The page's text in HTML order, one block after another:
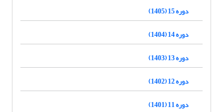
دوره 15 (1405)
دوره 14 (1404)
دوره 13 (1403)
دوره 12 (1402)
دوره 11 (1401)